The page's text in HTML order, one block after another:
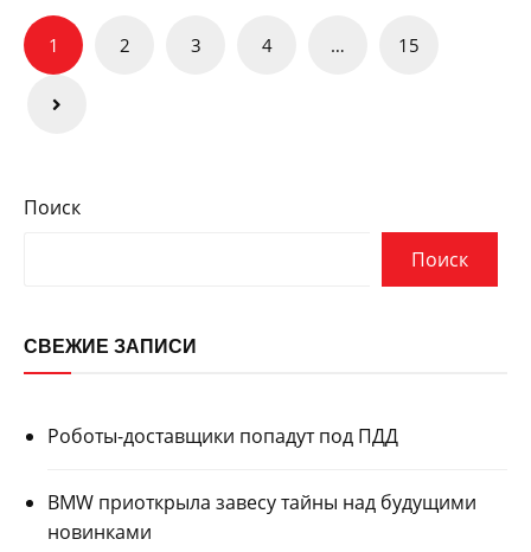
Пагинация
записей
1 2 3 4 … 15
Поиск
Поиск
СВЕЖИЕ ЗАПИСИ
Роботы-доставщики попадут под ПДД
BMW приоткрыла завесу тайны над будущими
новинками